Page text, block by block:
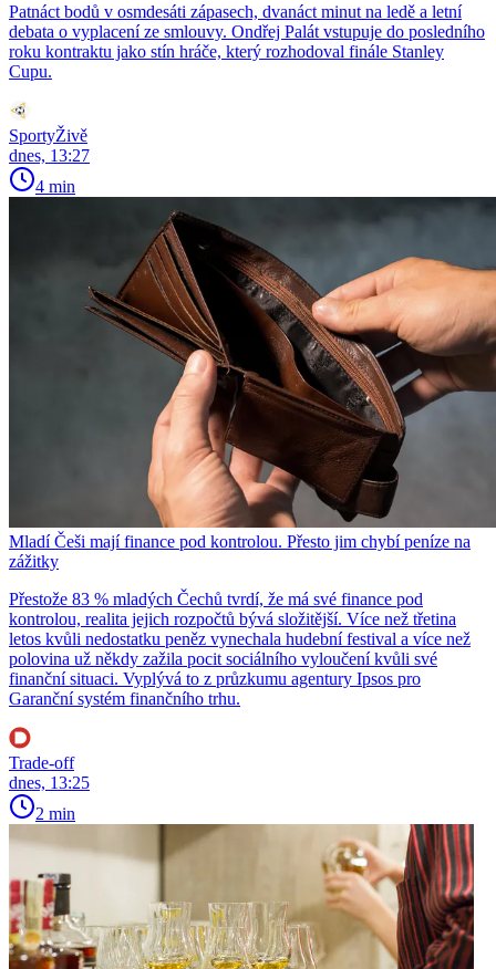
Patnáct bodů v osmdesáti zápasech, dvanáct minut na ledě a letní
debata o vyplacení ze smlouvy. Ondřej Palát vstupuje do posledního
roku kontraktu jako stín hráče, který rozhodoval finále Stanley
Cupu.
SportyŽivě
dnes, 13:27
4 min
Mladí Češi mají finance pod kontrolou. Přesto jim chybí peníze na
zážitky
Přestože 83 % mladých Čechů tvrdí, že má své finance pod
kontrolou, realita jejich rozpočtů bývá složitější. Více než třetina
letos kvůli nedostatku peněz vynechala hudební festival a více než
polovina už někdy zažila pocit sociálního vyloučení kvůli své
finanční situaci. Vyplývá to z průzkumu agentury Ipsos pro
Garanční systém finančního trhu.
Trade-off
dnes, 13:25
2 min